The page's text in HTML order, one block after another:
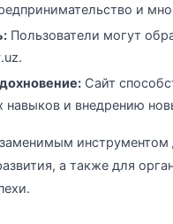
и
Пользователи могут
Сайт
навыков и внедрению
а также для